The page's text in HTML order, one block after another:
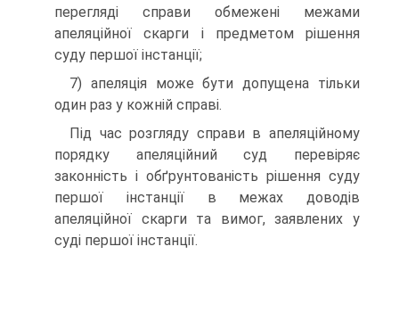
перегляді справи обмежені межами
апеляційної скарги і предметом рішення
суду першої інстанції;
7) апеляція може бути допущена тільки
один раз у кожній справі.
Під час розгляду справи в апеляційному
порядку апеляційний суд перевіряє
законність і обґрунтованість рішення суду
першої інстанції в межах доводів
апеляційної скарги та вимог, заявлених у
суді першої інстанції.